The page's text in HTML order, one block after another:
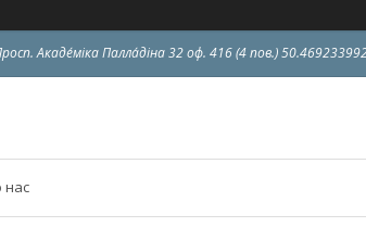
Акаде́міка Палла́діна 32 оф. 416 (4 пов.)
нас